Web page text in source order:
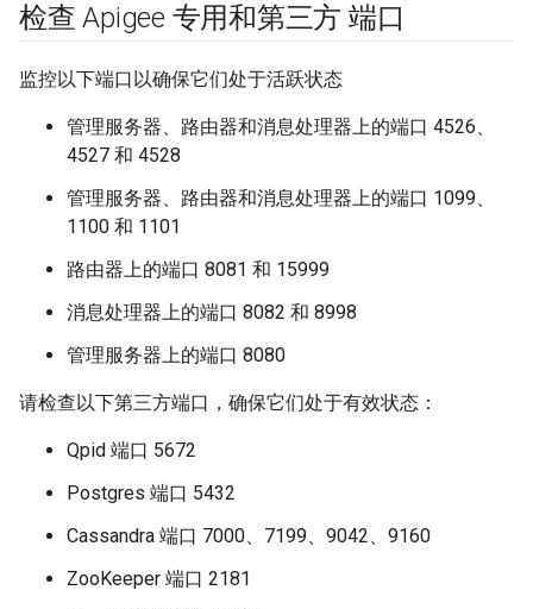
检查 Apigee 专用和第三方 端口
监控以下端口以确保它们处于活跃状态
管理服务器、路由器和消息处理器上的端口 4526、
4527 和 4528
管理服务器、路由器和消息处理器上的端口 1099、
1100 和 1101
路由器上的端口 8081 和 15999
消息处理器上的端口 8082 和 8998
管理服务器上的端口 8080
请检查以下第三方端口，确保它们处于有效状态：
Qpid 端口 5672
Postgres 端口 5432
Cassandra 端口 7000、7199、9042、9160
ZooKeeper 端口 2181